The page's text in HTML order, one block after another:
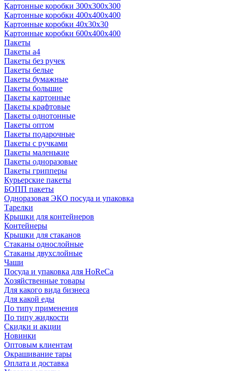
Картонные коробки 300x300x300
Картонные коробки 400x400x400
Картонные коробки 40x30x30
Картонные коробки 600x400x400
Пакеты
Пакеты а4
Пакеты без ручек
Пакеты белые
Пакеты бумажные
Пакеты большие
Пакеты картонные
Пакеты крафтовые
Пакеты однотонные
Пакеты оптом
Пакеты подарочные
Пакеты с ручками
Пакеты маленькие
Пакеты одноразовые
Пакеты грипперы
Курьерские пакеты
БОПП пакеты
Одноразовая ЭКО посуда и упаковка
Тарелки
Крышки для контейнеров
Контейнеры
Крышки для стаканов
Стаканы однослойные
Стаканы двухслойные
Чаши
Посуда и упаковка для HoReCa
Хозяйственные товары
Для какого вида бизнеса
Для какой еды
По типу применения
По типу жидкости
Скидки и акции
Новинки
Оптовым клиентам
Окрашивание тары
Оплата и доставка